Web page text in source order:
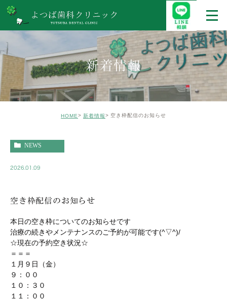
新着情報
HOME 新着情報 空き枠配信のお知らせ
NEWS
2026.01.09
空き枠配信のお知らせ
本日の空き枠についてのお知らせです
治療の続きやメンテナンスのご予約が可能です(^▽^)/
☆現在の予約空き状況☆
＝＝＝
１月９日（金）
９：００
１０：３０
１１：００